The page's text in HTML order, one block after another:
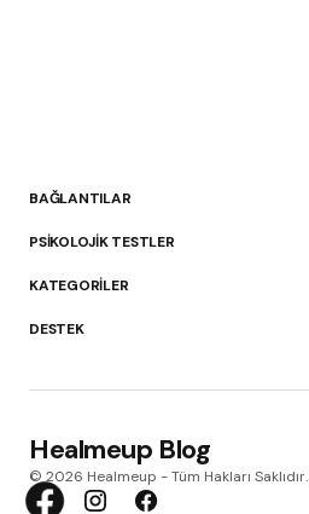
BAĞLANTILAR
PSIKOLOJIK TESTLER
KATEGORILER
DESTEK
Healmeup Blog
© 2026 Healmeup - Tüm Hakları Saklıdır.